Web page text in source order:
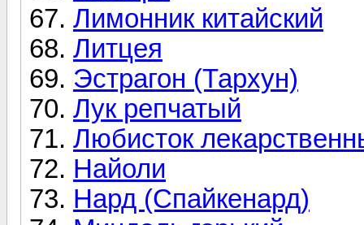
Лимонник китайский
Литцея
Эстрагон (Тархун)
Лук репчатый
Любисток
Найоли
Нард (Спайкенард)